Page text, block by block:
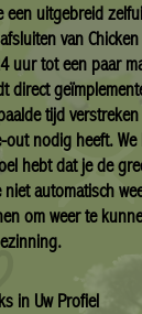
een uitgebreid
van Chicken
uur tot een paar
direct
tijd
nodig heeft. We
hebt dat je de
automatisch
om weer te
in Uw Profiel